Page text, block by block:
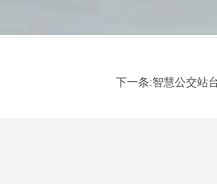
下一条:智慧公交站